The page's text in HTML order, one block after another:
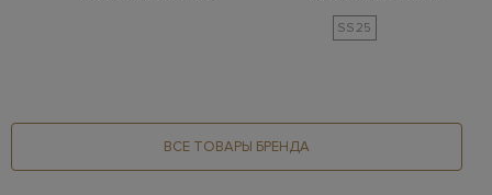
SS25
ВСЕ ТОВАРЫ БРЕНДА